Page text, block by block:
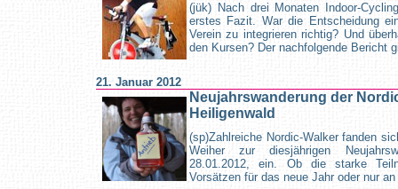
(jük) Nach drei Monaten Indoor-
erstes Fazit. War die Entscheidung
Verein zu integrieren richtig? Und
den Kursen? Der nachfolgende
21. Januar 2012
Neujahrswanderung der
Heiligenwald
(sp)Zahlreiche Nordic-Walker fanden
Weiher zur diesjährigen
28.01.2012, ein. Ob die starke
Vorsätzen für das neue Jahr oder nur